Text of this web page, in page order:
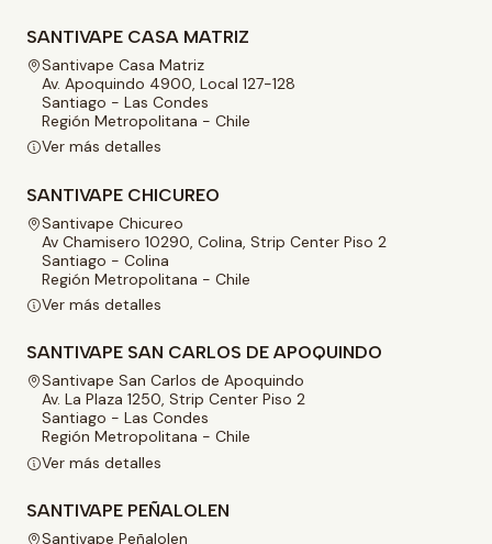
SANTIVAPE CASA MATRIZ
Santivape Casa Matriz
Av. Apoquindo 4900, Local 127-128
Santiago - Las Condes
Región Metropolitana - Chile
Ver más detalles
SANTIVAPE CHICUREO
Santivape Chicureo
Av Chamisero 10290, Colina, Strip Center Piso 2
Santiago - Colina
Región Metropolitana - Chile
Ver más detalles
SANTIVAPE SAN CARLOS DE APOQUINDO
Santivape San Carlos de Apoquindo
Av. La Plaza 1250, Strip Center Piso 2
Santiago - Las Condes
Región Metropolitana - Chile
Ver más detalles
SANTIVAPE PEÑALOLEN
Santivape Peñalolen